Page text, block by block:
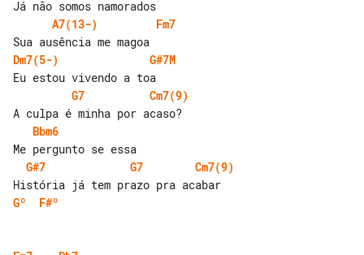
A7(13-)
Fm7
Dm7(5-)
G#7M
G7
Cm7(9)
Bbm6
G#7
G7
Cm7(9)
Gº
F#º